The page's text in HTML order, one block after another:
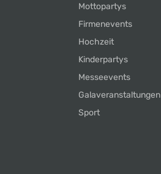
Mottopartys
Firmenevents
Hochzeit
Kinderpartys
Messeevents
Galaveranstaltungen
Sport